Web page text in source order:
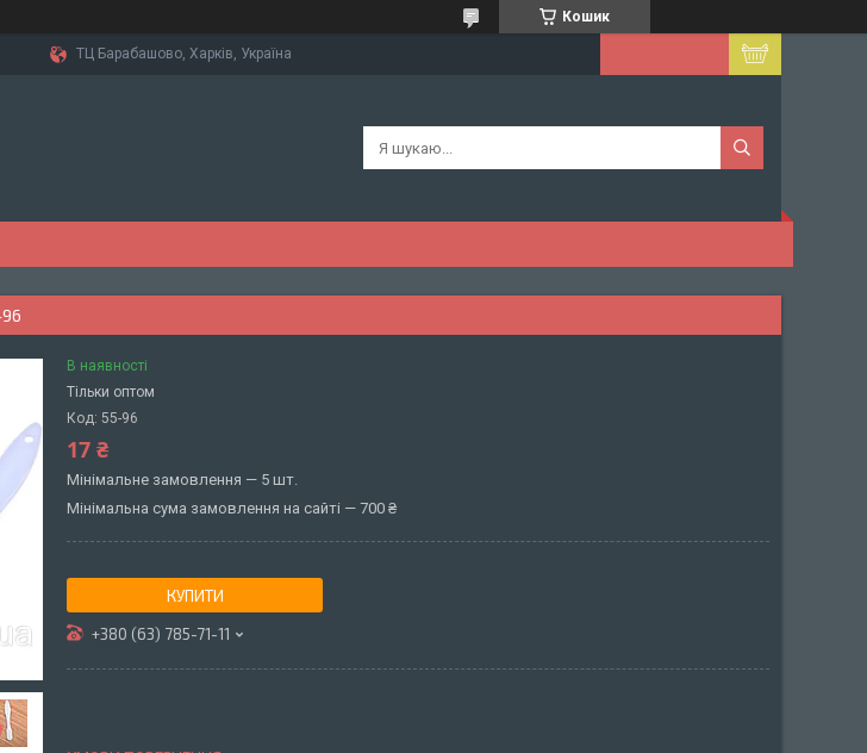
Кошик
ТЦ Барабашово, Харків, Україна
В наявності
Тільки оптом
Код: 55-96
17 ₴
Мінімальне замовлення — 5 шт.
Мінімальна сума замовлення на сайті — 700 ₴
КУПИТИ
+380 (63) 785-71-11